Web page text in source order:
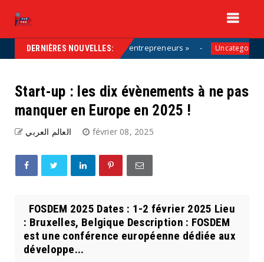
DERNIÈRES NOUVELLES:
solution, aux côtés des entrepreneurs » Uncategorized
Start-up : les dix évènements à ne pas
manquer en Europe en 2025 !
العالم العربي février 08, 2025
FOSDEM 2025 Dates : 1-2 février 2025 Lieu
: Bruxelles, Belgique Description : FOSDEM
est une conférence européenne dédiée aux
développe...